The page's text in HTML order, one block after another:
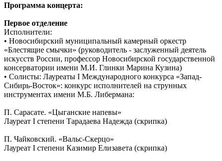
Программа концерта:
Первое отделение
Исполнители:
• Новосибирский муниципальный камерный оркестр
«Блестящие смычки» (руководитель - заслуженный деятель
искусств России, профессор Новосибирской государственной
консерватории имени М.И. Глинки Марина Кузина)
• Солисты: Лауреаты I Международного конкурса «Запад-
Сибирь-Восток»: конкурс исполнителей на струнных
инструментах имени М.Б. Либермана:
П. Сарасате. «Цыганские напевы»
Лауреат I степени Тарадаева Надежда (скрипка)
П. Чайковский. «Вальс-Скерцо»
Лауреат I степени Казимир Елизавета (скрипка)